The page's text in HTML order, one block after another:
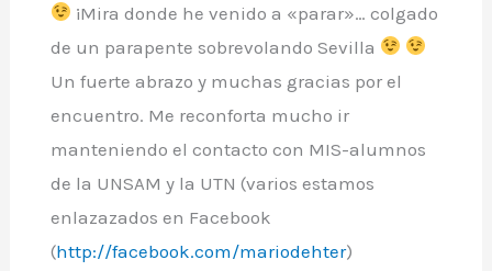
¡Mira donde he venido a «parar»… colgado
de un parapente sobrevolando Sevilla
Un fuerte abrazo y muchas gracias por el
encuentro. Me reconforta mucho ir
manteniendo el contacto con MIS-alumnos
de la UNSAM y la UTN (varios estamos
enlazazados en Facebook
(http://facebook.com/mariodehter)